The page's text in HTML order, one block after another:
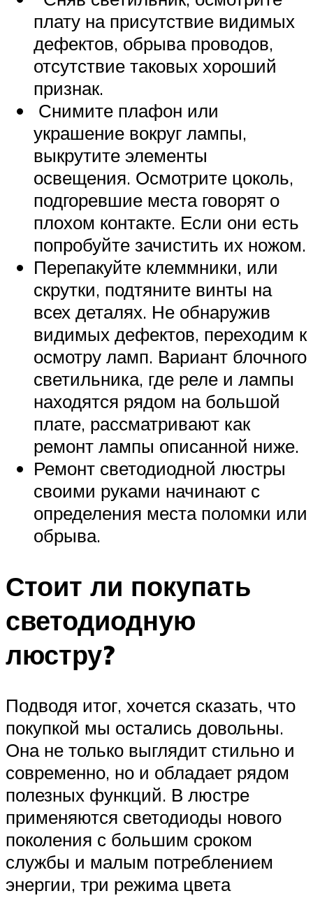
плату на присутствие видимых
дефектов, обрыва проводов,
отсутствие таковых хороший
признак.
Снимите плафон или
украшение вокруг лампы,
выкрутите элементы
освещения. Осмотрите цоколь,
подгоревшие места говорят о
плохом контакте. Если они есть
попробуйте зачистить их ножом.
Перепакуйте клеммники, или
скрутки, подтяните винты на
всех деталях. Не обнаружив
видимых дефектов, переходим к
осмотру ламп. Вариант блочного
светильника, где реле и лампы
находятся рядом на большой
плате, рассматривают как
ремонт лампы описанной ниже.
Ремонт светодиодной люстры
своими руками начинают с
определения места поломки или
обрыва.
Стоит ли покупать
светодиодную
люстру?
Подводя итог, хочется сказать, что
покупкой мы остались довольны.
Она не только выглядит стильно и
современно, но и обладает рядом
полезных функций. В люстре
применяются светодиоды нового
поколения с большим сроком
службы и малым потреблением
энергии, три режима цвета